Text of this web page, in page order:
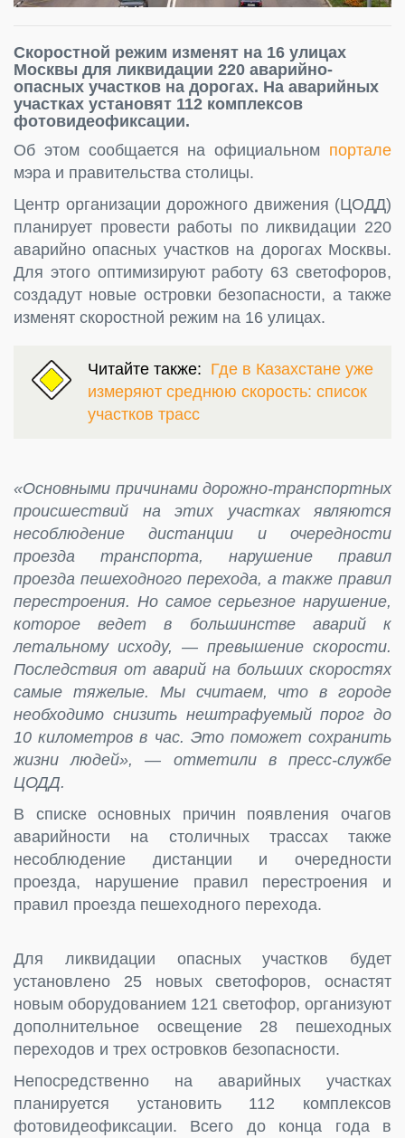
Скоростной режим изменят на 16 улицах
Москвы для ликвидации 220 аварийно-
опасных участков на дорогах. На аварийных
участках установят 112 комплексов
фотовидеофиксации.
Об этом сообщается на официальном портале
мэра и правительства столицы.
Центр организации дорожного движения (ЦОДД)
планирует провести работы по ликвидации 220
аварийно опасных участков на дорогах Москвы.
Для этого оптимизируют работу 63 светофоров,
создадут новые островки безопасности, а также
изменят скоростной режим на 16 улицах.
Читайте также: Где в Казахстане уже
измеряют среднюю скорость: список
участков трасс
«Основными причинами дорожно-транспортных
происшествий на этих участках являются
несоблюдение дистанции и очередности
проезда транспорта, нарушение правил
проезда пешеходного перехода, а также правил
перестроения. Но самое серьезное нарушение,
которое ведет в большинстве аварий к
летальному исходу, — превышение скорости.
Последствия от аварий на больших скоростях
самые тяжелые. Мы считаем, что в городе
необходимо снизить нештрафуемый порог до
10 километров в час. Это поможет сохранить
жизни людей», — отметили в пресс-службе
ЦОДД.
В списке основных причин появления очагов
аварийности на столичных трассах также
несоблюдение дистанции и очередности
проезда, нарушение правил перестроения и
правил проезда пешеходного перехода.
Для ликвидации опасных участков будет
установлено 25 новых светофоров, оснастят
новым оборудованием 121 светофор, организуют
дополнительное освещение 28 пешеходных
переходов и трех островков безопасности.
Непосредственно на аварийных участках
планируется установить 112 комплексов
фотовидеофиксации. Всего до конца года в